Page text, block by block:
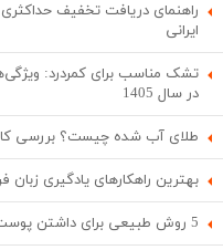
راهنمای دریافت تخفیف
ایرانی
تشک مناسب برای کمردرد:
در سال 1405
طلای آب شده چیست؟ بررسی
بهترین راهکارهای یادگیری زبان
5 روش طبیعی برای داشتن پوست صاف و شفاف